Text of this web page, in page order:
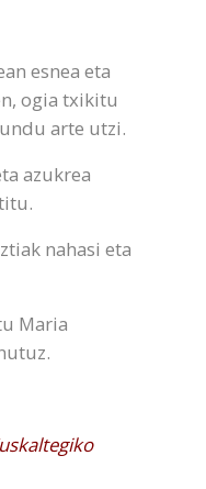
esnea eta
ogia txikitu
arte utzi.
azukrea
nahasi eta
Maria